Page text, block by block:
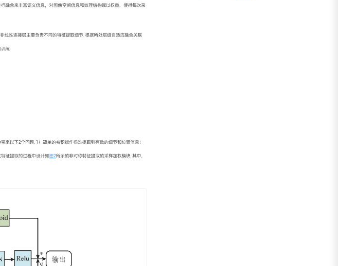
融合来丰富语义信息，对图像空间信息和纹理结构赋以权重，使得每次采
性连接层主要负责不同的特征提取细节. 根据所处层级自适应融合关联
训练.
以下2个问题. 1）简单的卷积操作很难提取到有效的细节和位置信息；
征提取的过程中设计如 图2所示的非对称特征提取的采样加权模块. 其中，